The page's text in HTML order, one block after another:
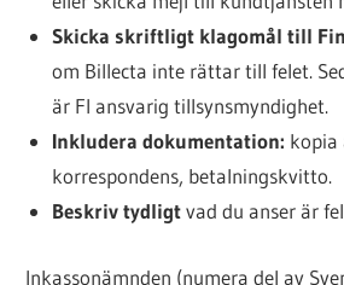
Skicka skriftligt klagomål till
om Billecta inte rättar till felet.
är FI ansvarig tillsynsmyndighet.
Inkludera dokumentation: kopia
korrespondens, betalningskvitto.
Beskriv tydligtvad du anser är
Inkassonämnden (numera del av